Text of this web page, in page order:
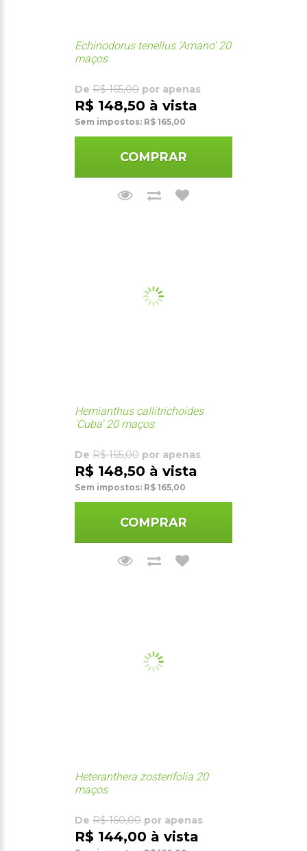
Echinodorus tenellus 'Amano' 20
maços
De R$ 165,00 por apenas
R$ 148,50 à vista
Sem impostos: R$ 165,00
COMPRAR
Hemianthus callitrichoides
'Cuba' 20 maços
De R$ 165,00 por apenas
R$ 148,50 à vista
Sem impostos: R$ 165,00
COMPRAR
Heteranthera zosterifolia 20
maços
De R$ 160,00 por apenas
R$ 144,00 à vista